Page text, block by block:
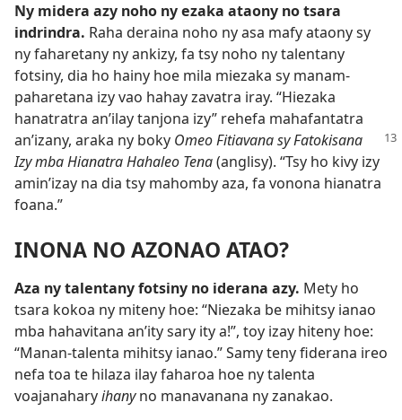
Ny midera azy noho ny ezaka ataony no tsara
indrindra. Raha deraina noho ny asa mafy ataony sy
ny faharetany ny ankizy, fa tsy noho ny talentany
fotsiny, dia ho hainy hoe mila miezaka sy manam-
paharetana izy vao hahay zavatra iray. “Hiezaka
hanatratra an’ilay tanjona izy” rehefa mahafantatra
an’izany, araka ny boky Omeo Fitiavanasy Fatokisana
Izy mba Hianatra Hahaleo Tena(anglisy). “Tsy ho kivy izy
amin’izay na dia tsy mahomby aza, fa vonona hianatra
foana.”
INONA NO AZONAO ATAO?
Aza ny talentany fotsiny no iderana azy. Mety ho
tsara kokoa ny miteny hoe: “Niezaka be mihitsy ianao
mba hahavitana an’ity sary ity a!”, toy izay hiteny hoe:
“Manan-talenta mihitsy ianao.” Samy teny fiderana ireo
nefa toa te hilaza ilay faharoa hoe ny talenta
voajanaharyihanyno manavanana ny zanakao.